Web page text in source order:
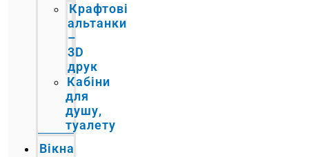
Крафтові
альтанки
–
3D
друк
Кабіни
для
душу,
туалету
Вікна